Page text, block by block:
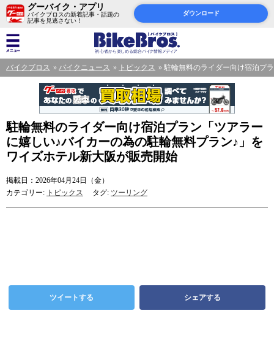
グーバイク・アプリ
バイクブロスの新着記事・話題の
記事を見逃さない！
ダウンロード
バイクブロス バイクニュース トピックス 駐輪無料のライダー向け宿泊プ
駐輪無料のライダー向け宿泊プラン「ツアラー
に嬉しい♪バイカーの為の駐輪無料プラン♪」を
ワイズホテル新大阪が販売開始
掲載日：2026年04月24日（金）
カテゴリー: トピックス タグ: ツーリング
ツイートする シェアする